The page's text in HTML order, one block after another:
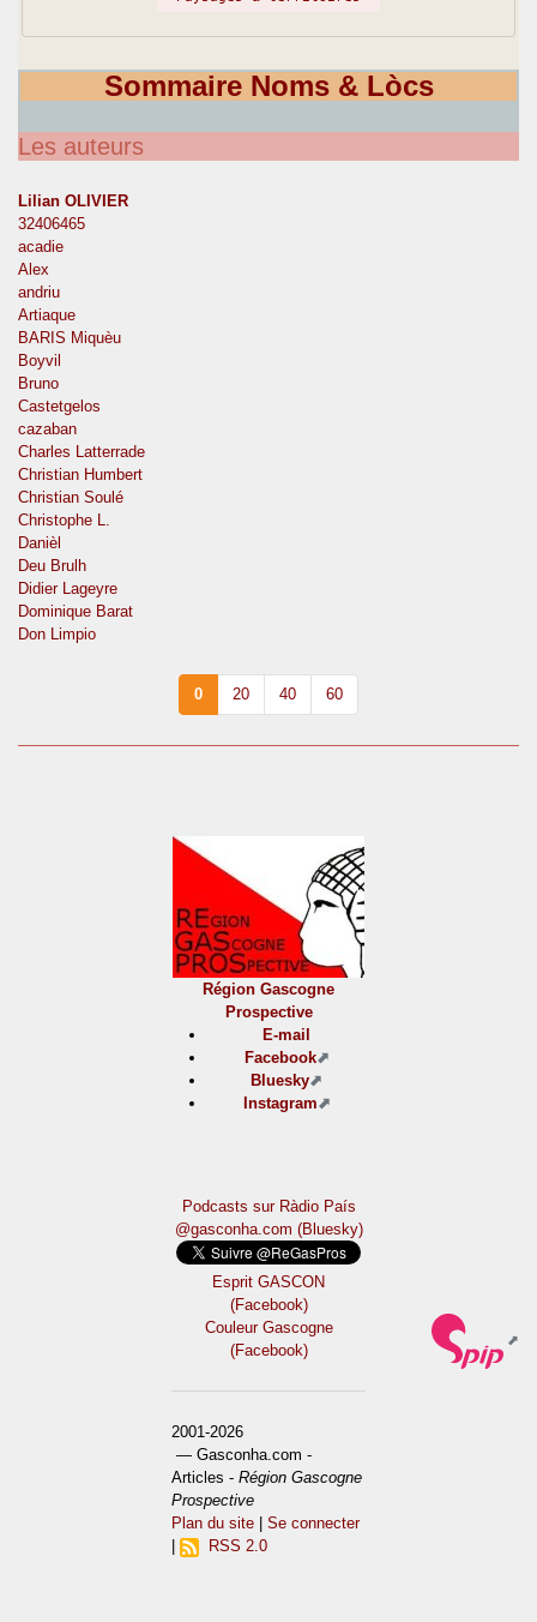
Sommaire Noms & Lòcs
Les auteurs
Lilian OLIVIER
32406465
acadie
Alex
andriu
Artiaque
BARIS Miquèu
Boyvil
Bruno
Castetgelos
cazaban
Charles Latterrade
Christian Humbert
Christian Soulé
Christophe L.
Danièl
Deu Brulh
Didier Lageyre
Dominique Barat
Don Limpio
0 20 40 60
Région Gascogne
Prospective
E-mail
Facebook
Bluesky
Instagram
Podcasts sur Ràdio País
@gasconha.com (Bluesky)
Esprit GASCON
(Facebook)
Couleur Gascogne
(Facebook)
2001-2026
— Gasconha.com -
Articles -Région Gascogne
Prospective
Plan du site |Se connecter
|
RSS 2.0